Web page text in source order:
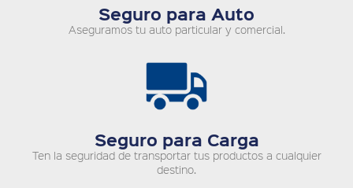
Seguro para Auto
Aseguramos tu auto particular y comercial.
Seguro para Carga
Ten la seguridad de transportar tus productos a cualquier
destino.